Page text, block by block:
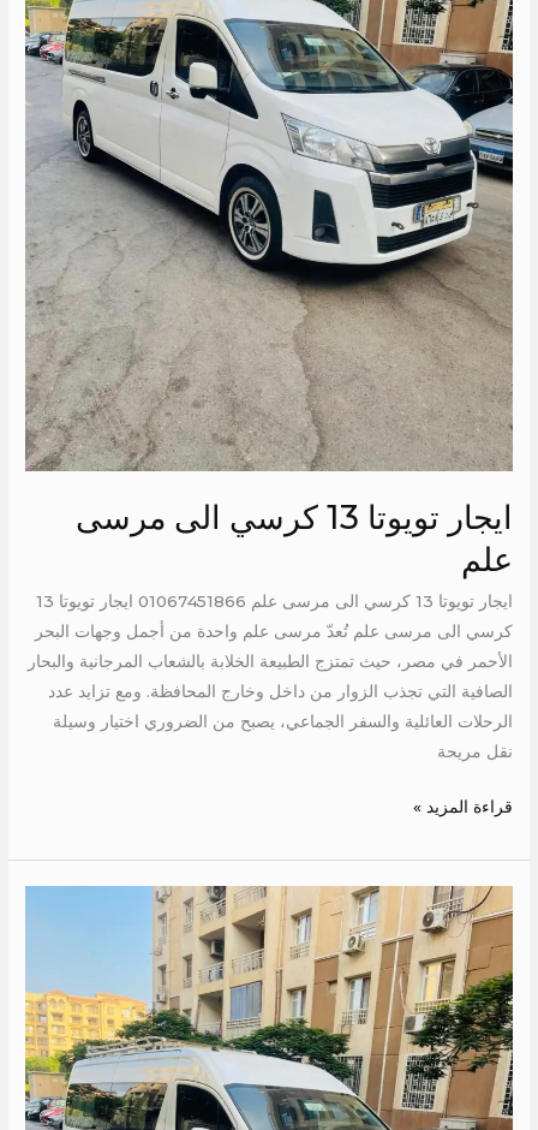
ايجار تويوتا 13 كرسي الى مرسى
علم
ايجار تويوتا 13 كرسي الى مرسى علم 01067451866 ايجار تويوتا 13
كرسي الى مرسى علم تُعدّ مرسى علم واحدة من أجمل وجهات البحر
الأحمر في مصر، حيث تمتزج الطبيعة الخلابة بالشعاب المرجانية والبحار
الصافية التي تجذب الزوار من داخل وخارج المحافظة. ومع تزايد عدد
الرحلات العائلية والسفر الجماعي، يصبح من الضروري اختيار وسيلة
نقل مريحة
علم
قراءة المزيد »
ايجار
تويوتا
للرحلات
الى
اسكندريه